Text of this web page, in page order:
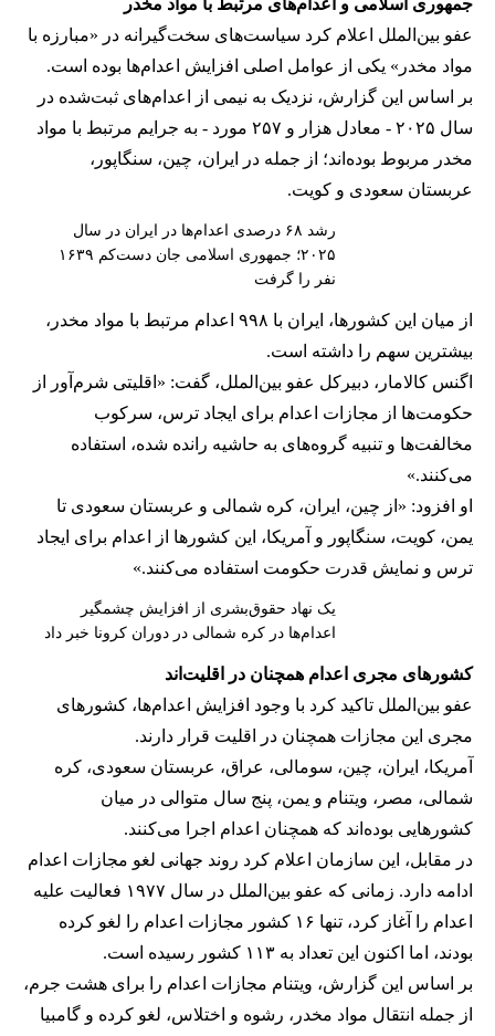
عفو بین‌الملل اعلام کرد سیاست‌های سخت‌گیرانه در «مبارزه با
مواد مخدر» یکی از عوامل اصلی افزایش اعدام‌ها بوده است.
بر اساس این گزارش، نزدیک به نیمی از اعدام‌های ثبت‌شده در
سال ۲۰۲۵ - معادل هزار و ۲۵۷ مورد - به جرایم مرتبط با مواد
مخدر مربوط بوده‌اند؛ از جمله در ایران، چین، سنگاپور،
عربستان سعودی و کویت.
رشد ۶۸ درصدی اعدام‌ها در ایران در سال
۲۰۲۵؛ جمهوری اسلامی جان دست‌کم ۱۶۳۹
نفر را گرفت
از میان این کشورها، ایران با ۹۹۸ اعدام مرتبط با مواد مخدر،
بیشترین سهم را داشته است.
اگنس کالامار، دبیرکل عفو بین‌الملل، گفت: «اقلیتی شرم‌آور از
حکومت‌ها از مجازات اعدام برای ایجاد ترس، سرکوب
مخالفت‌ها و تنبیه گروه‌های به حاشیه‌ رانده شده، استفاده
می‌کنند.»
او افزود: «از چین، ایران، کره شمالی و عربستان سعودی تا
یمن، کویت، سنگاپور و آمریکا، این کشورها از اعدام برای ایجاد
ترس و نمایش قدرت حکومت استفاده می‌کنند.»
یک نهاد حقوق‌بشری از افزایش چشمگیر
اعدام‌ها در کره شمالی در دوران کرونا خبر داد
کشورهای مجری اعدام همچنان در اقلیت‌اند
عفو بین‌الملل تاکید کرد با وجود افزایش اعدام‌ها، کشورهای
مجری این مجازات همچنان در اقلیت قرار دارند.
آمریکا، ایران، چین، سومالی، عراق، عربستان سعودی، کره
شمالی، مصر، ویتنام و یمن، پنج سال متوالی در میان
کشورهایی بوده‌اند که همچنان اعدام اجرا می‌کنند.
در مقابل، این سازمان اعلام کرد روند جهانی لغو مجازات اعدام
ادامه دارد. زمانی که عفو بین‌الملل در سال ۱۹۷۷ فعالیت علیه
اعدام را آغاز کرد، تنها ۱۶ کشور مجازات اعدام را لغو کرده
بودند، اما اکنون این تعداد به ۱۱۳ کشور رسیده است.
بر اساس این گزارش، ویتنام مجازات اعدام را برای هشت جرم،
از جمله انتقال مواد مخدر، رشوه و اختلاس، لغو کرده و گامبیا